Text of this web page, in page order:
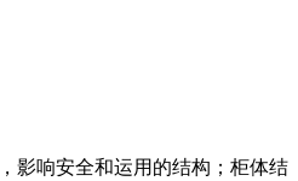
影响安全和运用的结构；柜体结